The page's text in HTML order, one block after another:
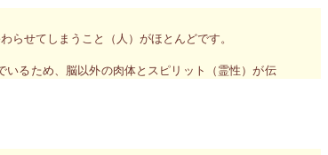
らせてしまうこと（人）がほとんどです。
るため、脳以外の肉体とスピリット（霊性）が伝